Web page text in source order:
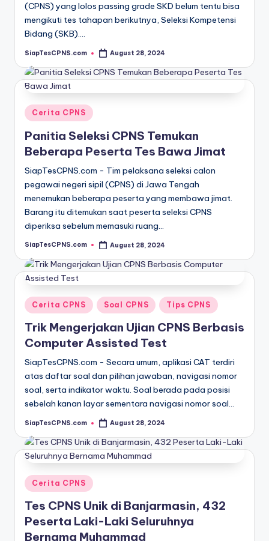
(CPNS) yang lolos passing grade SKD belum tentu bisa
mengikuti tes tahapan berikutnya, Seleksi Kompetensi
Bidang (SKB).…
Posted
SiapTesCPNS.com August 28, 2024
Posted
Cerita CPNS
Panitia Seleksi CPNS Temukan
Beberapa Peserta Tes Bawa Jimat
SiapTesCPNS.com - Tim pelaksana seleksi calon
pegawai negeri sipil (CPNS) di Jawa Tengah
menemukan beberapa peserta yang membawa jimat.
Barang itu ditemukan saat peserta seleksi CPNS
diperiksa sebelum memasuki ruang…
Posted
SiapTesCPNS.com August 28, 2024
Posted
in
Cerita CPNS Soal CPNS Tips CPNS
Trik Mengerjakan Ujian CPNS Berbasis
Computer Assisted Test
SiapTesCPNS.com - Secara umum, aplikasi CAT terdiri
atas daftar soal dan pilihan jawaban, navigasi nomor
soal, serta indikator waktu. Soal berada pada posisi
sebelah kanan layar sementara navigasi nomor soal…
Posted
SiapTesCPNS.com August 28, 2024
Posted
in
Cerita CPNS
Tes CPNS Unik di Banjarmasin, 432
Peserta Laki-Laki Seluruhnya
Bernama Muhammad